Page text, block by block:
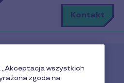
Kontakt
bliżej!
„Akceptacja wszystkich
zgoda na